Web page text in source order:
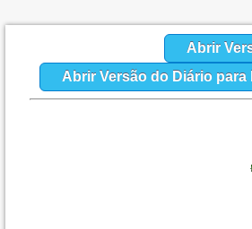
Abrir
Abrir Versão do Diário para